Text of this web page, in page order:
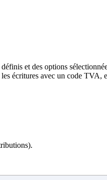
et des options
écritures avec un code TVA,